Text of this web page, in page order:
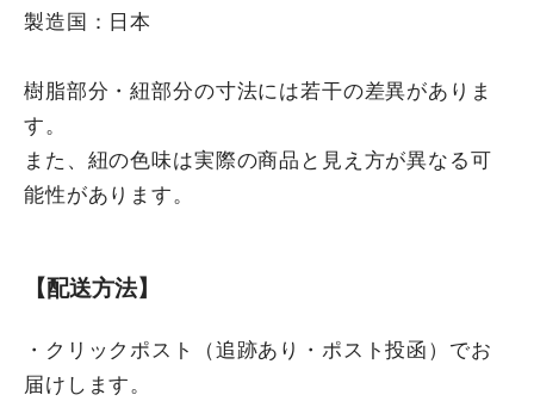
製造国：日本
樹脂部分・紐部分の寸法には若干の差異がありま
す。
また、紐の色味は実際の商品と見え方が異なる可
能性があります。
【配送方法】
・クリックポスト（追跡あり・ポスト投函）でお
届けします。